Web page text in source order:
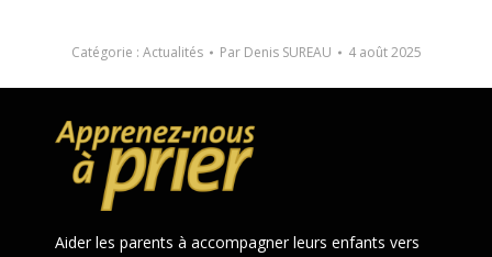
Catégorie : Actualités Par Denis SUREAU 4 août 2025
Aider les parents à accompagner leurs enfants vers